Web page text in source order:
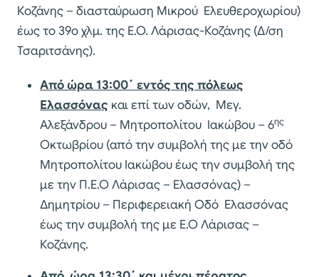
Κοζάνης – διασταύρωση Μικρού Ελευθεροχωρίου)
έως το 39ο χλμ. της Ε.Ο. Λάρισας-Κοζάνης (Δ/ση
Τσαριτσάνης).
Από ώρα 13:00΄ εντός της πόλεως
Ελασσόνας και επί των οδών, Μεγ.
Αλεξάνδρου – Μητροπολίτου Ιακώβου – 6ης
Οκτωβρίου (από την συμβολή της με την οδό
Μητροπολίτου Ιακώβου έως την συμβολή της
με την Π.Ε.Ο Λάρισας – Ελασσόνας) –
Δημητρίου – Περιφερειακή Οδό Ελασσόνας
έως την συμβολή της με Ε.Ο Λάρισας –
Κοζάνης.